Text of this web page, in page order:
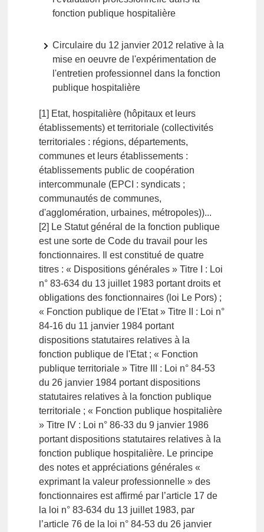
fonction publique hospitalière
Circulaire du 12 janvier 2012 relative à la
mise en oeuvre de l'expérimentation de
l'entretien professionnel dans la fonction
publique hospitalière
[1] Etat, hospitalière (hôpitaux et leurs
établissements) et territoriale (collectivités
territoriales : régions, départements,
communes et leurs établissements :
établissements public de coopération
intercommunale (EPCI : syndicats ;
communautés de communes,
d'agglomération, urbaines, métropoles))...
[2] Le Statut général de la fonction publique
est une sorte de Code du travail pour les
fonctionnaires. Il est constitué de quatre
titres : « Dispositions générales » Titre I : Loi
n° 83-634 du 13 juillet 1983 portant droits et
obligations des fonctionnaires (loi Le Pors) ;
« Fonction publique de l'Etat » Titre II : Loi n°
84-16 du 11 janvier 1984 portant
dispositions statutaires relatives à la
fonction publique de l'Etat ; « Fonction
publique territoriale » Titre III : Loi n° 84-53
du 26 janvier 1984 portant dispositions
statutaires relatives à la fonction publique
territoriale ; « Fonction publique hospitalière
» Titre IV : Loi n° 86-33 du 9 janvier 1986
portant dispositions statutaires relatives à la
fonction publique hospitalière. Le principe
des notes et appréciations générales «
exprimant la valeur professionnelle » des
fonctionnaires est affirmé par l’article 17 de
la loi n° 83-634 du 13 juillet 1983, par
l’article 76 de la loi n° 84-53 du 26 janvier